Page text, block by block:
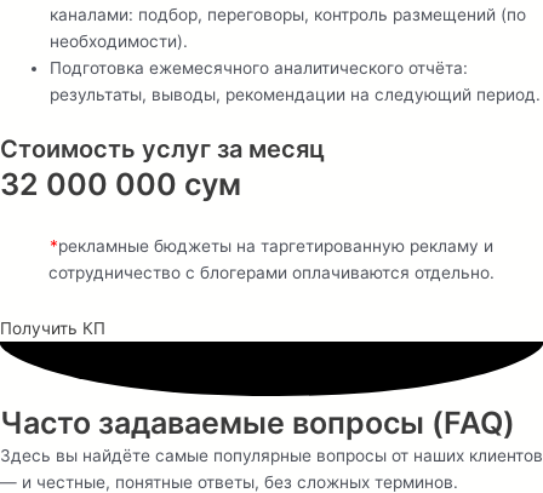
каналами: подбор, переговоры, контроль размещений (по
необходимости).
Подготовка ежемесячного аналитического отчёта:
результаты, выводы, рекомендации на следующий период.
Стоимость услуг за месяц
32 000 000 сум
*рекламные бюджеты на таргетированную рекламу и
сотрудничество с блогерами оплачиваются отдельно.
Получить КП
Часто задаваемые вопросы (FAQ)
Здесь вы найдёте самые популярные вопросы от наших клиентов
— и честные, понятные ответы, без сложных терминов.